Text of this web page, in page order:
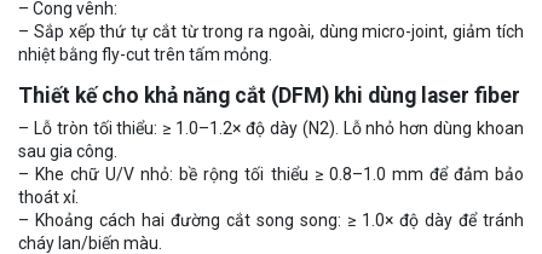
– Cong vênh:
– Sắp xếp thứ tự cắt từ trong ra ngoài, dùng micro-joint, giảm tích
nhiệt bằng fly-cut trên tấm mỏng.
Thiết kế cho khả năng cắt (DFM) khi dùng laser fiber
– Lỗ tròn tối thiểu: ≥ 1.0–1.2× độ dày (N2). Lỗ nhỏ hơn dùng khoan
sau gia công.
– Khe chữ U/V nhỏ: bề rộng tối thiểu ≥ 0.8–1.0 mm để đảm bảo
thoát xỉ.
– Khoảng cách hai đường cắt song song: ≥ 1.0× độ dày để tránh
cháy lan/biến màu.